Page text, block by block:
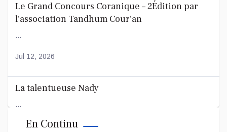
Le Grand Concours Coranique – 2Édition par
l'association Tandhum Cour'an
...
Jul 12, 2026
La talentueuse Nady
...
Jul 11, 2026
En Continu